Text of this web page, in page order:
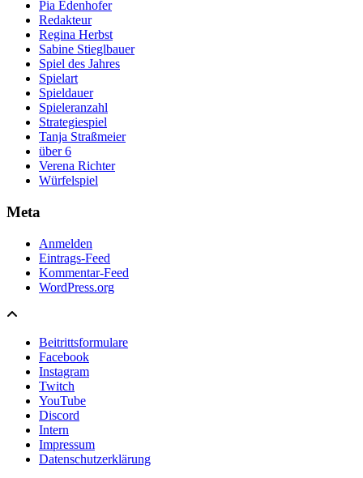
Pia Edenhofer
Redakteur
Regina Herbst
Sabine Stieglbauer
Spiel des Jahres
Spielart
Spieldauer
Spieleranzahl
Strategiespiel
Tanja Straßmeier
über 6
Verena Richter
Würfelspiel
Meta
Anmelden
Eintrags-Feed
Kommentar-Feed
WordPress.org
Beitrittsformulare
Facebook
Instagram
Twitch
YouTube
Discord
Intern
Impressum
Datenschutzerklärung